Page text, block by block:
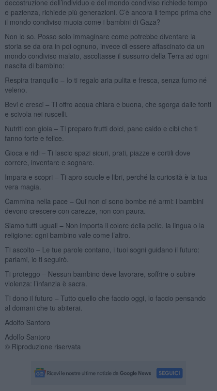
decostruzione dell’individuo e del mondo condiviso richiede tempo
e pazienza, richiede più generazioni. C’è ancora il tempo prima che
il mondo condiviso muoia come i bambini di Gaza?
Non lo so. Posso solo immaginare come potrebbe diventare la
storia se da ora in poi ognuno, invece di essere affascinato da un
mondo condiviso malato, ascoltasse il sussurro della Terra ad ogni
nascita di bambino:
Respira tranquillo – Io ti regalo aria pulita e fresca, senza fumo né
veleno.
Bevi e cresci – Ti offro acqua chiara e buona, che sgorga dalle fonti
e scivola nei ruscelli.
Nutriti con gioia – Ti preparo frutti dolci, pane caldo e cibi che ti
fanno forte e felice.
Gioca e ridi – Ti lascio spazi sicuri, prati, piazze e cortili dove
correre, inventare e sognare.
Impara e scopri – Ti apro scuole e libri, perché la curiosità è la tua
vera magia.
Cammina nella pace – Qui non ci sono bombe né armi: i bambini
devono crescere con carezze, non con paura.
Siamo tutti uguali – Non importa il colore della pelle, la lingua o la
religione: ogni bambino vale come l’altro.
Ti ascolto – Le tue parole contano, i tuoi sogni guidano il futuro:
parlami, io ti seguirò.
Ti proteggo – Nessun bambino deve lavorare, soffrire o subire
violenza: l’infanzia è sacra.
Ti dono il futuro – Tutto quello che faccio oggi, lo faccio pensando
al domani che tu abiterai.
Adolfo Santoro
Adolfo Santoro
© Riproduzione riservata